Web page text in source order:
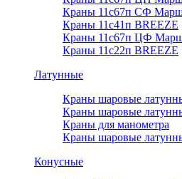
Краны 11с67п СФ
Краны 11с41п BREEZE
Краны 11с67п ЦФ
Краны 11с22п BREEZE
Латунные
Краны шаровые
Краны шаровые
Краны для манометра
Краны шаровые
Конусные